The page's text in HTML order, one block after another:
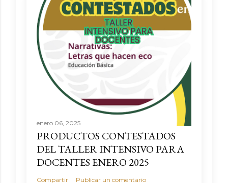
enero 06, 2025
PRODUCTOS CONTESTADOS
DEL TALLER INTENSIVO PARA
DOCENTES ENERO 2025
Compartir Publicar un comentario